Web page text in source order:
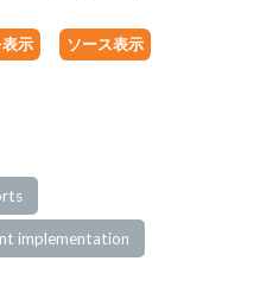
日本語
示 ソース表示
implementation